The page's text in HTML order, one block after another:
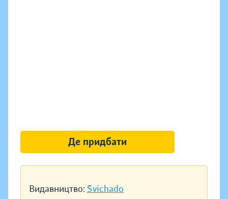
Видавництво: Svichado
Де придбати